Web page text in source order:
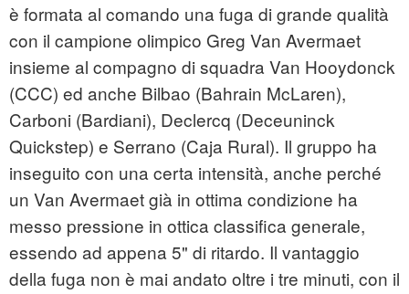
è formata al comando una fuga di grande qualità
con il campione olimpico Greg Van Avermaet
insieme al compagno di squadra Van Hooydonck
(CCC) ed anche Bilbao (Bahrain McLaren),
Carboni (Bardiani), Declercq (Deceuninck
Quickstep) e Serrano (Caja Rural). Il gruppo ha
inseguito con una certa intensità, anche perché
un Van Avermaet già in ottima condizione ha
messo pressione in ottica classifica generale,
essendo ad appena 5" di ritardo. Il vantaggio
della fuga non è mai andato oltre i tre minuti, con il